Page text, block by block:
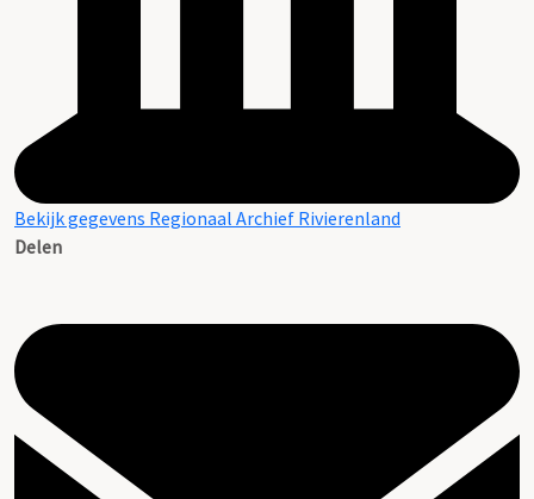
Bekijk gegevens Regionaal Archief Rivierenland
Delen